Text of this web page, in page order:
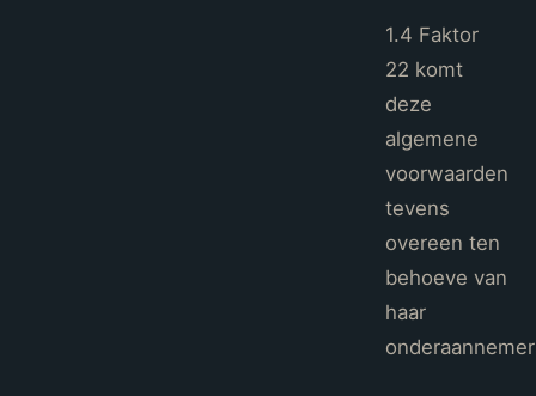
1.4 Faktor
22 komt
deze
algemene
voorwaarden
tevens
overeen ten
behoeve van
haar